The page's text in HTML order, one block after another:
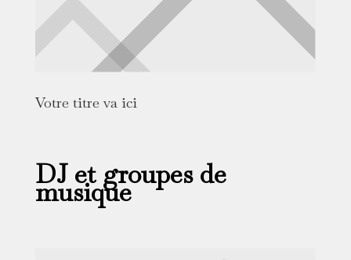
Votre titre va ici
DJ et groupes de
musique